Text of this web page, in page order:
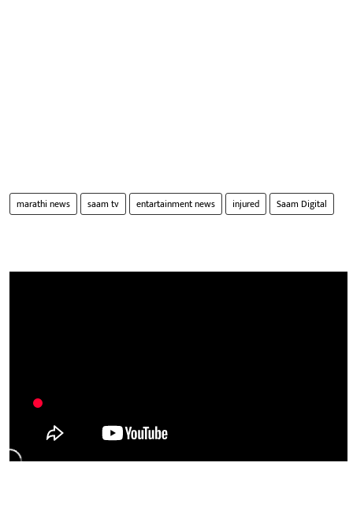
marathi news saam tv entartainment news injured Saam Digital